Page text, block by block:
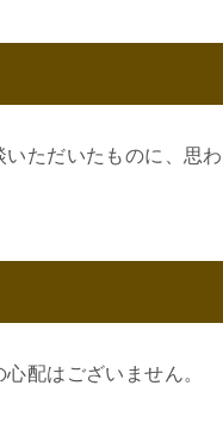
ただいたものに、思わ
配はございません。